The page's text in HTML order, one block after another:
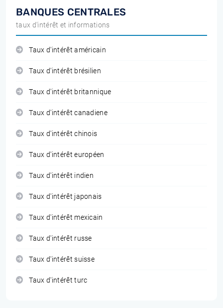
BANQUES CENTRALES
taux d'intérêt et informations
Taux d'intérêt américain
Taux d'intérêt brésilien
Taux d'intérêt britannique
Taux d'intérêt canadiene
Taux d'intérêt chinois
Taux d'intérêt européen
Taux d'intérêt indien
Taux d'intérêt japonais
Taux d'intérêt mexicain
Taux d'intérêt russe
Taux d'intérêt suisse
Taux d'intérêt turc